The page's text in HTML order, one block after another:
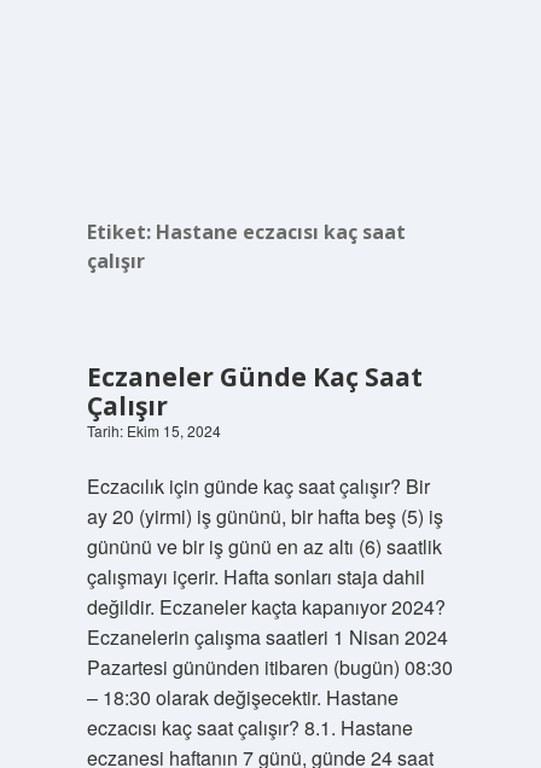
Etiket: Hastane eczacısı kaç saat
çalışır
Eczaneler Günde Kaç Saat
Çalışır
Tarih: Ekim 15, 2024
Eczacılık için günde kaç saat çalışır? Bir
ay 20 (yirmi) iş gününü, bir hafta beş (5) iş
gününü ve bir iş günü en az altı (6) saatlik
çalışmayı içerir. Hafta sonları staja dahil
değildir. Eczaneler kaçta kapanıyor 2024?
Eczanelerin çalışma saatleri 1 Nisan 2024
Pazartesi gününden itibaren (bugün) 08:30
– 18:30 olarak değişecektir. Hastane
eczacısı kaç saat çalışır? 8.1. Hastane
eczanesi haftanın 7 günü, günde 24 saat